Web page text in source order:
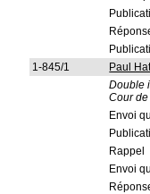
1-845/1
Paul
Double
Cour
Envoi
Rappel
Envoi